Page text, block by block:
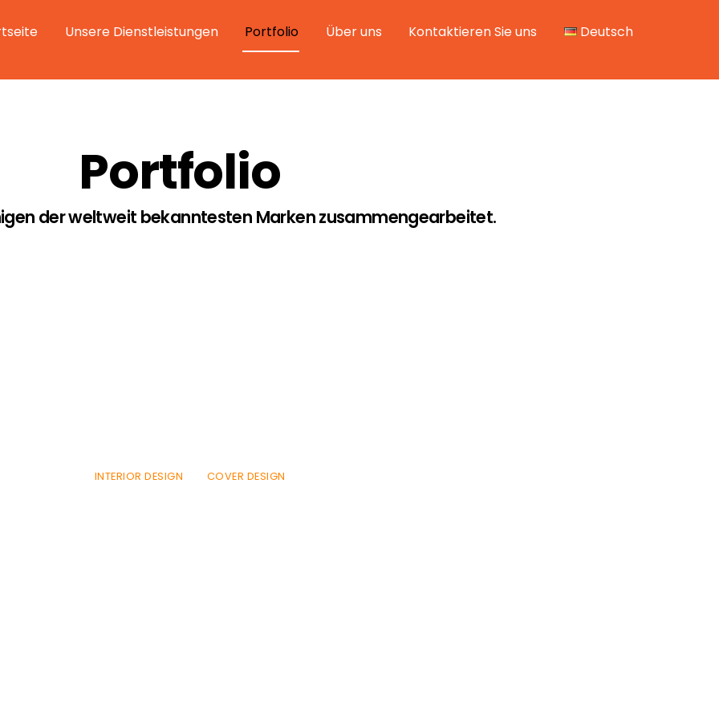
Unsere Dienstleistungen Portfolio Über uns Kontaktieren Sie uns Deutsch
Portfolio
der weltweit bekanntesten Marken zusammengearbeitet.
INTERIOR DESIGN COVER DESIGN